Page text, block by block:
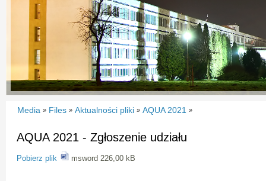
Media » Files » Aktualności pliki » AQUA 2021 »
AQUA 2021 - Zgłoszenie udziału
Pobierz plik msword 226,00 kB